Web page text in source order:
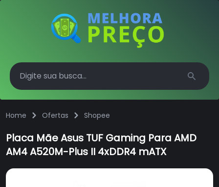
Search
Home Ofertas Shopee
Placa Mãe Asus TUF Gaming Para AMD
AM4 A520M-Plus II 4xDDR4 mATX